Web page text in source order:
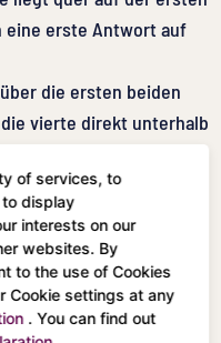
eine erste Antwort auf
die ersten beiden
vierte direkt unterhalb
wichtige
Antwort.
neben die ersten
gelegt, die
geben Hinweise
geben
of services, to
display
interests on our
websites. By
to the use of Cookies
Cookie settings at any
. You can find out